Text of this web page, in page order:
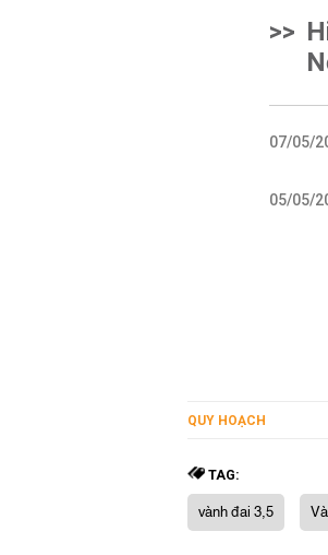
>>
07/05/
05/05/
QUY HOẠCH
TAG:
vành đai 3,5